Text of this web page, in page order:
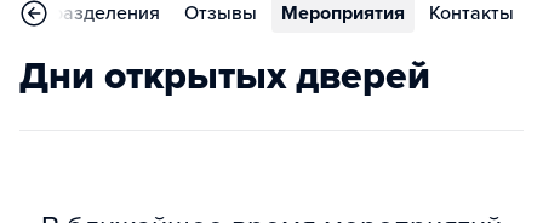
Подразделения Отзывы Мероприятия Контакты
Дни открытых дверей